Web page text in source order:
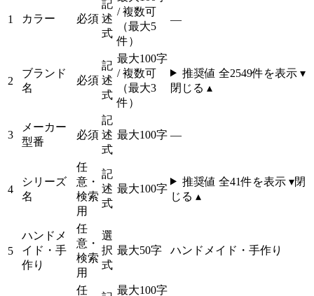
1 カラー 必須
記
述
式
/ 複数可
（最大5
件）
—
2
ブランド
名
必須
記
述
式
最大100字
/ 複数可
（最大3
件）
推奨値 全2549件を表示 ▾
閉じる ▴
3
メーカー
型番
必須
記
述
式
最大100字 —
4
シリーズ
名
任
意・
検索
用
記
述
式
最大100字
推奨値 全41件を表示 ▾閉
じる ▴
5
ハンドメ
イド・手
作り
任
意・
検索
用
選
択
式
最大50字 ハンドメイド・手作り
任
最大100字